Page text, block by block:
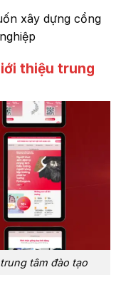
xây dựng cổng
thiệu trung
tâm đào tạo